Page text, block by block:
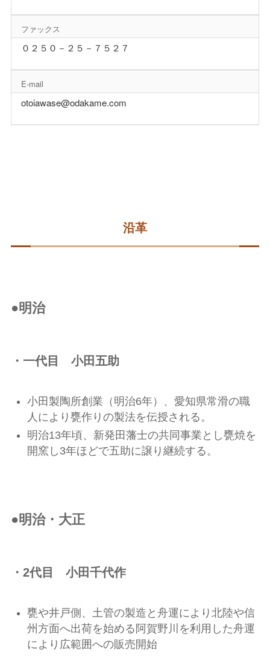
ファックス
０２５０－２５－７５２７
E-mail
otoiawase@odakame.com
沿革
●明治
・一代目 小田五助
小田製陶所創業（明治6年）、愛知県常滑の職
人により甕作りの製法を伝授される。
明治13年頃、新発田藩士の共同事業とし甕焼を
開窯し3年ほどで五助に譲り継続する。
●明治・大正
・2代目 小田千代作
甕や井戸側、土管の製造と舟運により北陸や信
州方面へ出荷を始める阿賀野川を利用した舟運
により広範囲への販売開始